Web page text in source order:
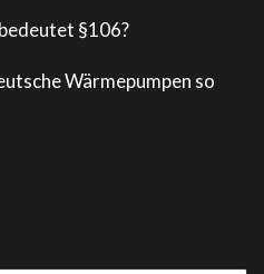
§106?
Wärmepumpen so